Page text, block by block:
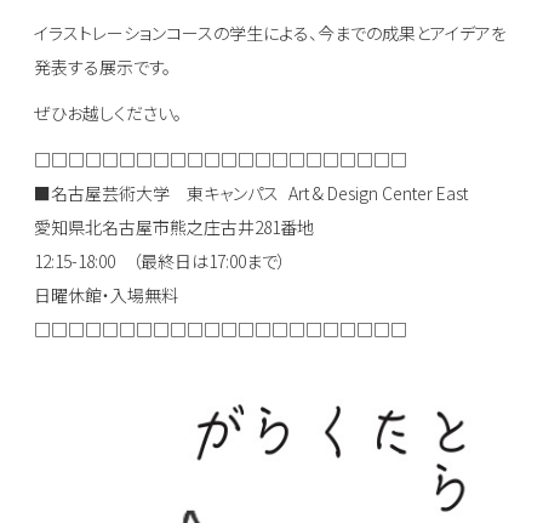
イラストレーションコースの学生による、今までの成果とアイデアを
発表する展示です。
ぜひお越しください。
□□□□□□□□□□□□□□□□□□□□□□
■名古屋芸術大学 東キャンパス Art & Design Center East
愛知県北名古屋市熊之庄古井281番地
12:15-18:00 （最終日は17:00まで）
日曜休館・入場無料
□□□□□□□□□□□□□□□□□□□□□□